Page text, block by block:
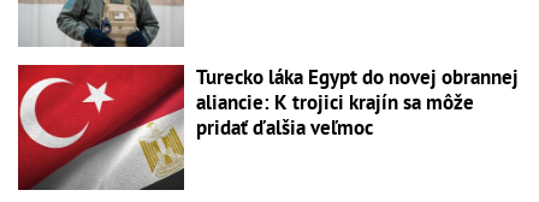
Turecko láka Egypt do novej obrannej
aliancie: K trojici krajín sa môže
pridať ďalšia veľmoc